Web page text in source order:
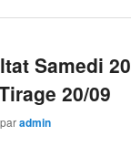
Samedi 20
20/09
paradmin